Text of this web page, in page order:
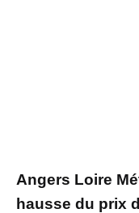
Angers Loire
hausse du prix